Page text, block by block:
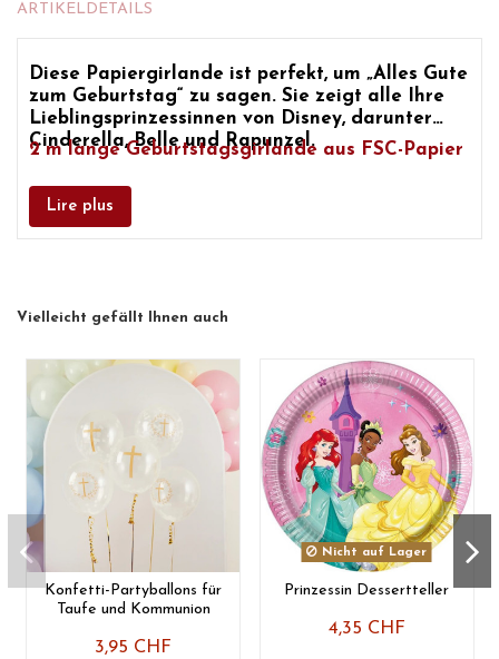
ARTIKELDETAILS
Diese Papiergirlande ist perfekt, um „Alles Gute
zum Geburtstag“ zu sagen. Sie zeigt alle Ihre
Lieblingsprinzessinnen von Disney, darunter
Cinderella, Belle und Rapunzel.
2 m lange Geburtstagsgirlande aus FSC-Papier
Lire plus
Vielleicht gefällt Ihnen auch
Konfetti-Partyballons für
Taufe und Kommunion
3,95 CHF
Nicht auf Lager
Prinzessin Dessertteller
4,35 CHF